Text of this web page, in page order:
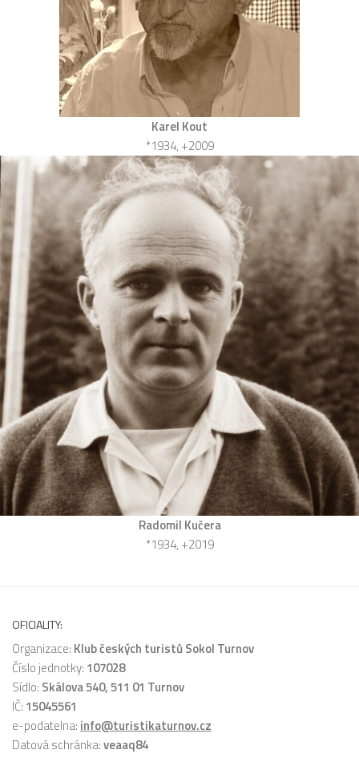
Karel Kout
*1934, +2009
Radomil Kučera
*1934, +2019
OFICIALITY:
Organizace: Klub českých turistů Sokol Turnov
Číslo jednotky: 107028
Sídlo: Skálova 540, 511 01 Turnov
IČ: 15045561
e-podatelna: info@turistikaturnov.cz
Datová schránka:veaaq84